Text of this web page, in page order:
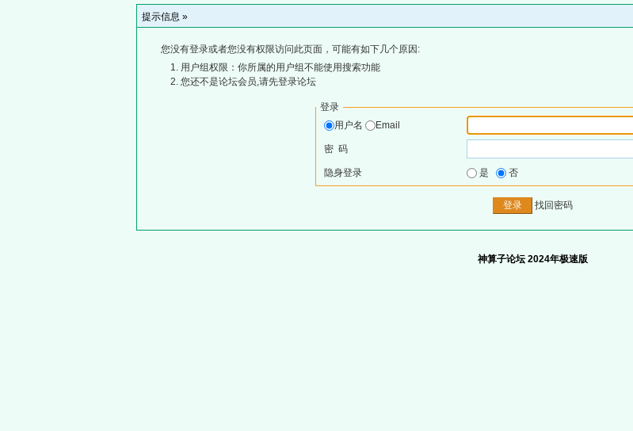
提示信息 »
您没有登录或者您没有权限访问此页面，可能有如下几个原因:
用户组权限：你所属的用户组不能使用搜索功能
您还不是论坛会员,请先登录论坛
登录
用户名
Email
密 码
隐身登录 是 否
找回密码
神算子论坛 2024年极速版